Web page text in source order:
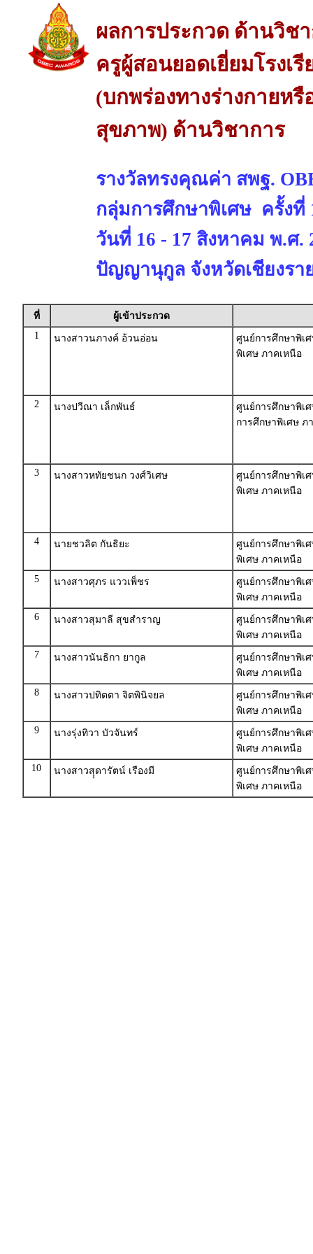
ผลการประกวด ด้านวิช
ครูผู้สอนยอดเยี่ยมโรงเ
(บกพร่องทางร่างกายห
สุขภาพ) ด้านวิชาการ
รางวัลทรงคุณค่า สพฐ.
กลุ่มการศึกษาพิเศษ ครั้งที่
วันที่ 16 - 17 สิงหาคม พ.ศ.
ปัญญานุกูล จังหวัดเชียงรา
ที่
ผู้เข้าประกวด
1
นางสาวนภางค์ อ้วนอ่อน
ศูนย์การศึกษาพิเ
พิเศษ ภาคเหนือ
2 นางปวีณา เล็กพันธ์
ศูนย์การศึกษาพิเ
การศึกษาพิเศษ ภ
3 นางสาวหทัยชนก วงศ์วิเศษ
ศูนย์การศึกษาพิเ
พิเศษ ภาคเหนือ
4 นายชวลิต กันธิยะ
ศูนย์การศึกษาพิเ
พิเศษ ภาคเหนือ
5
นางสาวศุภร แววเพ็ชร
ศูนย์การศึกษาพิเ
พิเศษ ภาคเหนือ
6
นางสาวสุมาลี สุขสำราญ
ศูนย์การศึกษาพิเ
พิเศษ ภาคเหนือ
7
นางสาวนันธิกา ยากูล
ศูนย์การศึกษาพิเ
พิเศษ ภาคเหนือ
8
นางสาวปทิตตา จิตพินิจยล
ศูนย์การศึกษาพิเ
พิเศษ ภาคเหนือ
9
นางรุ่งทิวา บัวจันทร์
ศูนย์การศึกษาพิเ
พิเศษ ภาคเหนือ
10
นางสาวสุุดารัตน์ เรืองมี
ศูนย์การศึกษาพิเ
พิเศษ ภาคเหนือ